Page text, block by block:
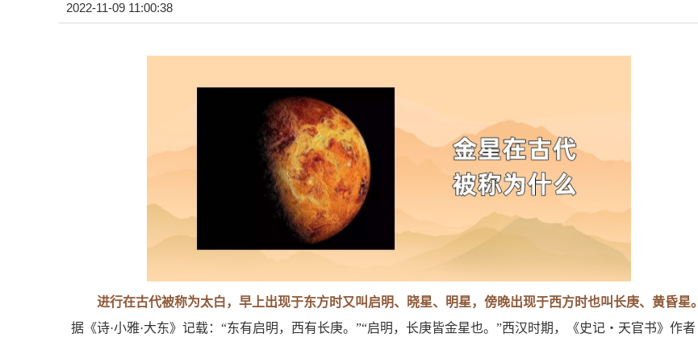
2022-11-09 11:00:38
进行在古代被称为太白，早上出现于东方时又叫启明、晓星、明星，傍晚出现于西方时也叫长庚、黄昏星。
据《诗·小雅·大东》记载：“东有启明，西有长庚。”“启明，长庚皆金星也。”西汉时期，《史记‧天官书》作者